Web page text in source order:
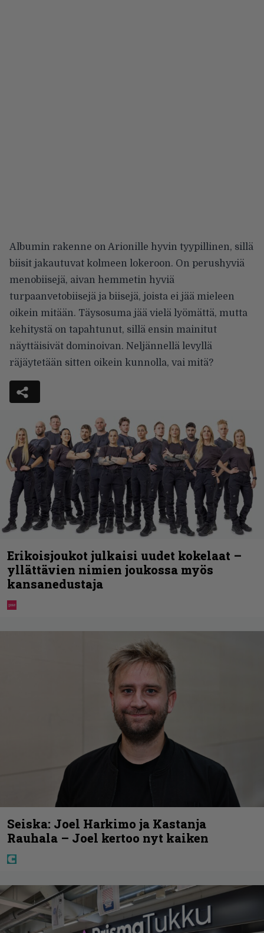
Albumin rakenne on Arionille hyvin tyypillinen, sillä
biisit jakautuvat kolmeen lokeroon. On perushyviä
menobiisejä, aivan hemmetin hyviä
turpaanvetobiisejä ja biisejä, joista ei jää mieleen
oikein mitään. Täysosuma jää vielä lyömättä, mutta
kehitystä on tapahtunut, sillä ensin mainitut
näyttäisivät dominoivan. Neljännellä levyllä
räjäytetään sitten oikein kunnolla, vai mitä?
Erikoisjoukot julkaisi uudet kokelaat –
yllättävien nimien joukossa myös
kansanedustaja
Seiska: Joel Harkimo ja Kastanja
Rauhala – Joel kertoo nyt kaiken